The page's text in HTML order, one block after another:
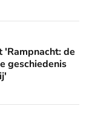
Titanic': 'We
'Rampnacht: de
geschiedenis